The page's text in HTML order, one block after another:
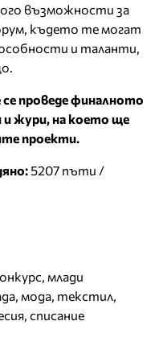
възможности за
където те могат
и таланти,
проведе финалното
и жури, на което ще
проекти.
5207 пъти /
, млади
, мода, текстил,
, списание